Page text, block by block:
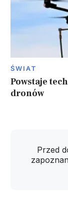
ŚWIAT
Powstaje
dronów
Przed